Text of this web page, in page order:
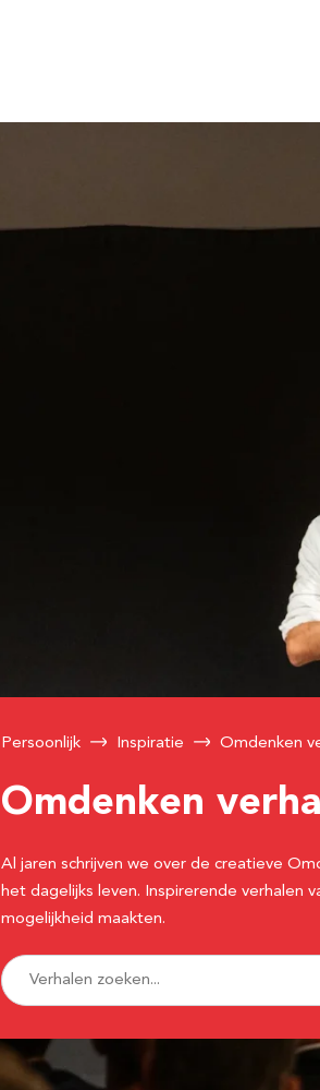
Persoonlijk Inspiratie Omdenken
Omdenken
Al jaren schrijven we over de creatieve
het dagelijks leven. Inspirerende verhalen
mogelijkheid maakten.